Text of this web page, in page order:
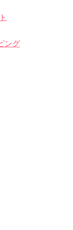
ング